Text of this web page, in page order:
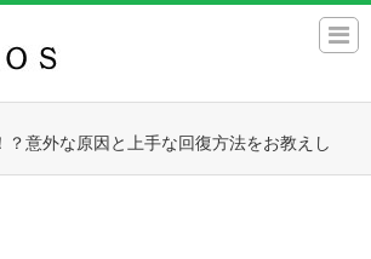
？意外な原因と上手な回復方法をお教えし